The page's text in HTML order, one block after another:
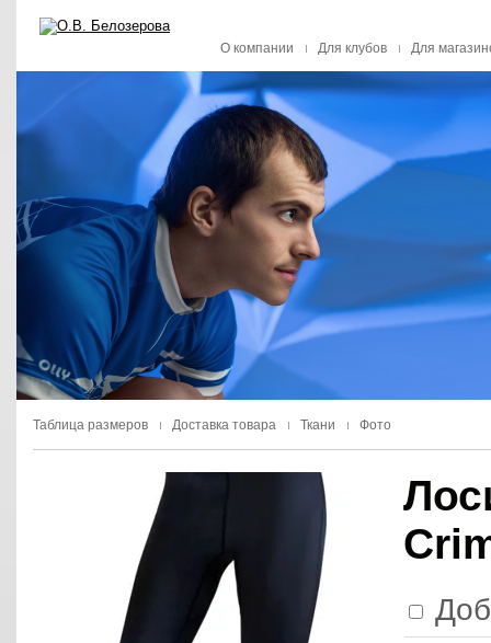
О компании Для клубов Для
Таблица размеров Доставка товара Ткани Фото